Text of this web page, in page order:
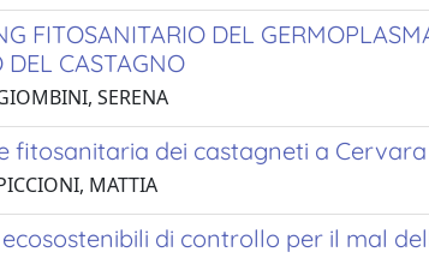
FITOSANITARIO DEL
DEL CASTAGNO
SERENA
fitosanitaria dei castagneti a
MATTIA
di controllo per il mal